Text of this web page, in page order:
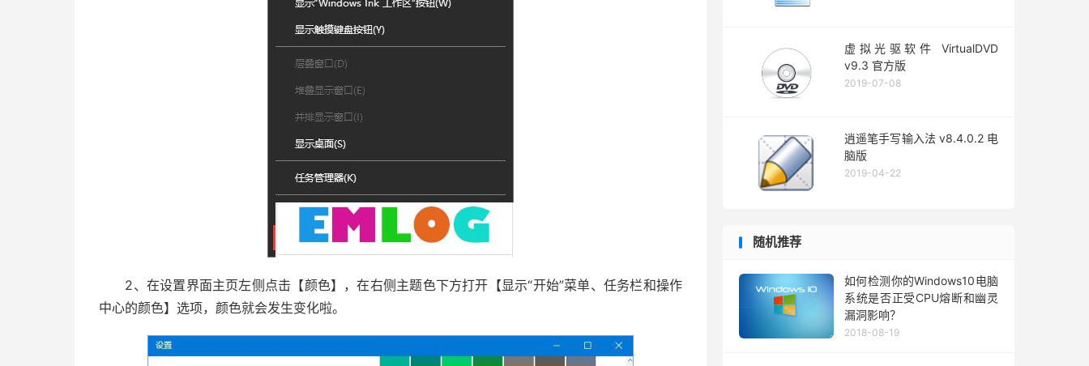
2、在设置界面主页左侧点击【颜色】，在右侧主题色下方打开【显示“开始”菜单、任务栏和操作
中心的颜色】选项，颜色就会发生变化啦。
虚拟光驱软件 VirtualDVD
v9.3 官方版
2019-07-08
逍遥笔手写输入法 v8.4.0.2 电
脑版
2019-04-22
随机推荐
如何检测你的Windows10电脑
系统是否正受CPU熔断和幽灵
漏洞影响？
2018-08-19